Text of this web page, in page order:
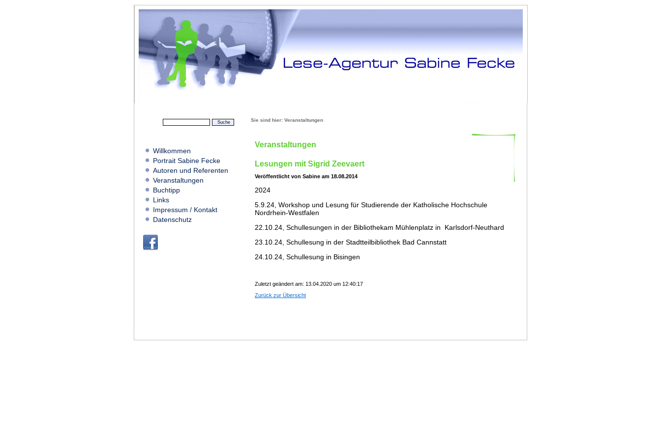
Willkommen
Portrait Sabine Fecke
Autoren und Referenten
Veranstaltungen
Buchtipp
Links
Impressum / Kontakt
Datenschutz
Sie sind hier: Veranstaltungen
Veranstaltungen
Lesungen mit Sigrid Zeevaert
Veröffentlicht von Sabine am 18.08.2014
2024
5.9.24, Workshop und Lesung für Studierende der Katholische Hochschule
Nordrhein-Westfalen
22.10.24, Schullesungen in der Bibliothekam Mühlenplatz in Karlsdorf-Neuthard
23.10.24, Schullesung in der Stadtteilbibliothek Bad Cannstatt
24.10.24, Schullesung in Bisingen
Zuletzt geändert am: 13.04.2020 um 12:40:17
Zurück zur Übersicht